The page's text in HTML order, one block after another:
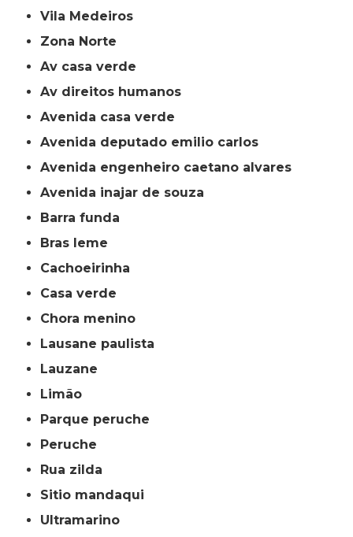
Vila Medeiros
Zona Norte
av casa verde
av direitos humanos
avenida casa verde
avenida deputado emilio carlos
avenida engenheiro caetano alvares
avenida inajar de souza
barra funda
bras leme
cachoeirinha
casa verde
chora menino
lausane paulista
lauzane
limão
parque peruche
peruche
rua zilda
sitio mandaqui
ultramarino